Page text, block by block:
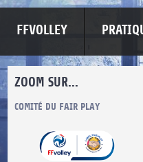
FFVOLLEY
ZOOM SUR...
COMITÉ DU FAIR PLAY